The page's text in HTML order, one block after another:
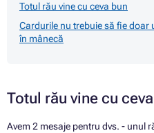
Totul rău vine cu ceva bun
Cardurile nu trebuie să fie doar
în mânecă
Totul rău vine cu
Avem 2 mesaje pentru dvs. - unul